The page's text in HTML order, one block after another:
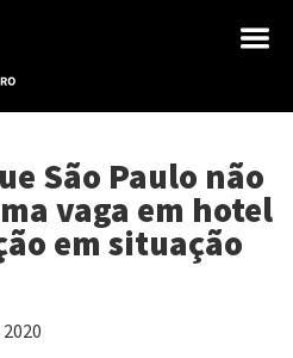
São Paulo não
vaga em hotel
em situação